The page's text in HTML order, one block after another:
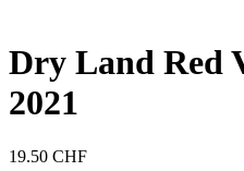
Dry Land Red
2021
19.50 CHF